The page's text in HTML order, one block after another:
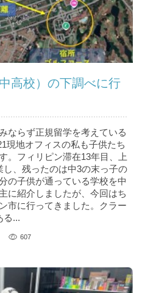
高校）の下調べに行
ならず正規留学を考えている
現地オフィスの私も子供たち
。フィリピン滞在13年目、上
、残ったのは中3の末っ子の
の子供が通っている学校を中
に紹介しましたが、今回はち
市に行ってきました。クラー
る...
607